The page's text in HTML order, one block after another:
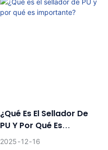
¿Qué Es El Sellador De
PU Y Por Qué Es
Importante?
2025 12 16